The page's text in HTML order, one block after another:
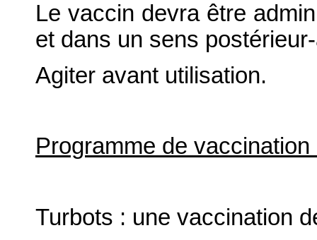
Le vaccin devra être
et dans un sens
Agiter avant utilisation.
Programme de
Turbots : une vaccination